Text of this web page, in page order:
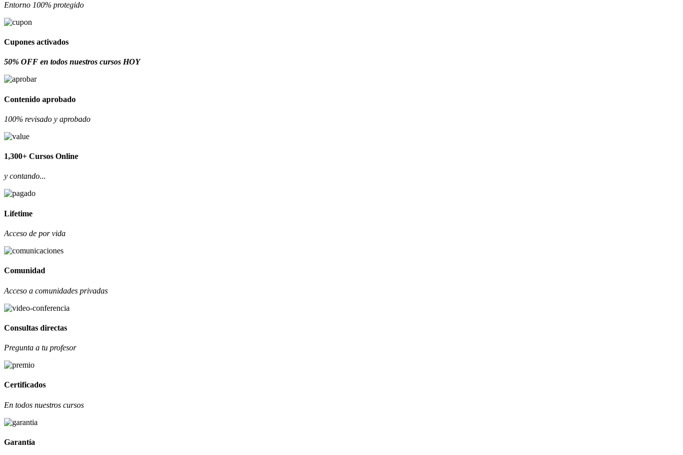
Entorno 100% protegido
Cupones activados
50% OFF en todos nuestros cursos HOY
Contenido aprobado
100% revisado y aprobado
1,300+ Cursos Online
y contando...
Lifetime
Acceso de por vida
Comunidad
Acceso a comunidades privadas
Consultas directas
Pregunta a tu profesor
Certificados
En todos nuestros cursos
Garantía